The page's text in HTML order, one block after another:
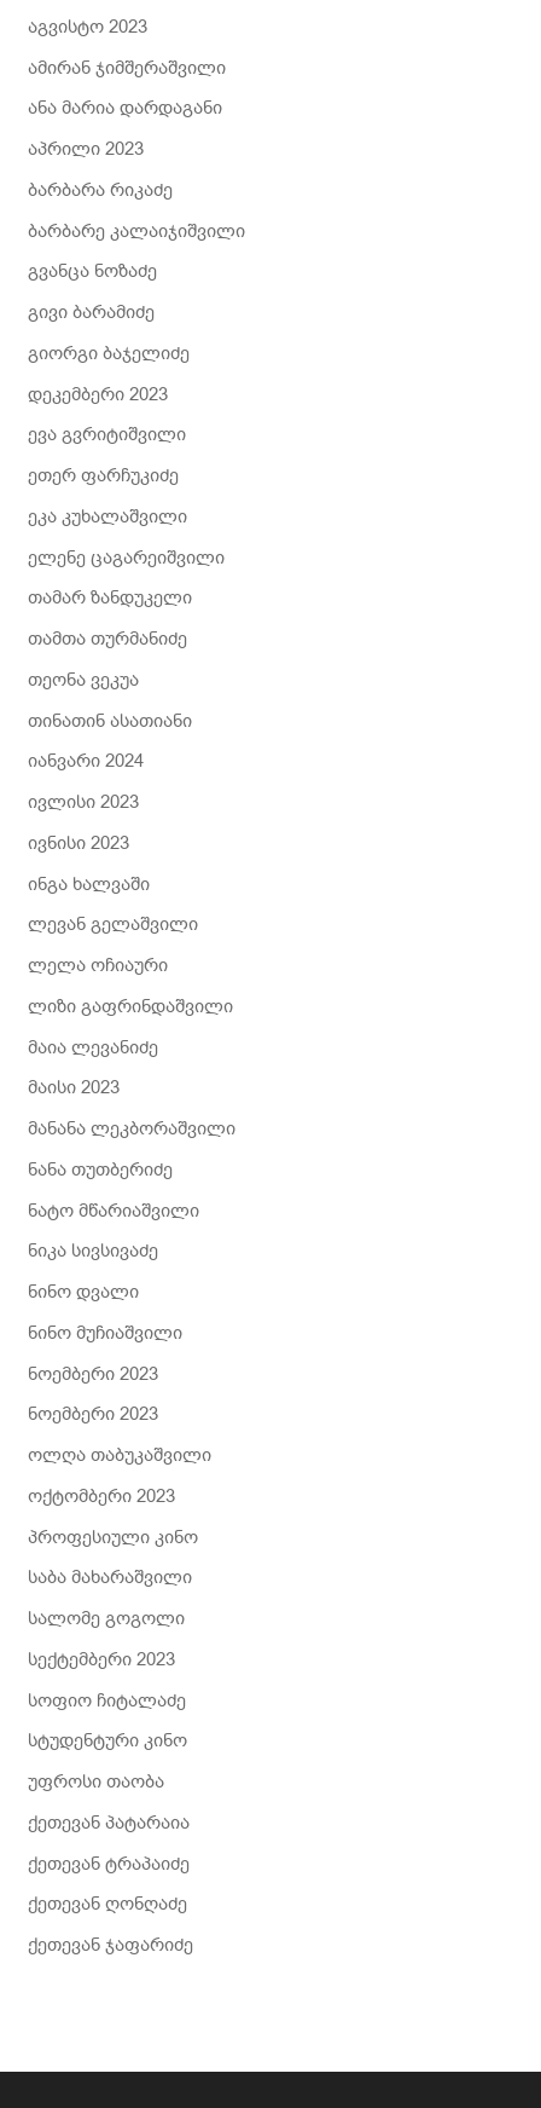
აგვისტო 2023
ამირან ჯიმშერაშვილი
ანა მარია დარდაგანი
აპრილი 2023
ბარბარა რიკაძე
ბარბარე კალაიჯიშვილი
გვანცა ნოზაძე
გივი ბარამიძე
გიორგი ბაჯელიძე
დეკემბერი 2023
ევა გვრიტიშვილი
ეთერ ფარჩუკიძე
ეკა კუხალაშვილი
ელენე ცაგარეიშვილი
თამარ ზანდუკელი
თამთა თურმანიძე
თეონა ვეკუა
თინათინ ასათიანი
იანვარი 2024
ივლისი 2023
ივნისი 2023
ინგა ხალვაში
ლევან გელაშვილი
ლელა ოჩიაური
ლიზი გაფრინდაშვილი
მაია ლევანიძე
მაისი 2023
მანანა ლეკბორაშვილი
ნანა თუთბერიძე
ნატო მწარიაშვილი
ნიკა სივსივაძე
ნინო დვალი
ნინო მუჩიაშვილი
ნოემბერი 2023
ნოემბერი 2023
ოლღა თაბუკაშვილი
ოქტომბერი 2023
პროფესიული კინო
საბა მახარაშვილი
სალომე გოგოლი
სექტემბერი 2023
სოფიო ჩიტალაძე
სტუდენტური კინო
უფროსი თაობა
ქეთევან პატარაია
ქეთევან ტრაპაიძე
ქეთევან ღონღაძე
ქეთევან ჯაფარიძე